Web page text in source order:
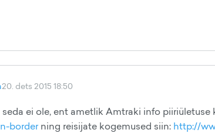
20. dets 2015 18:50
ei ole, ent ametlik Amtraki info piiriületuse
borderning reisijate kogemused siin: http://